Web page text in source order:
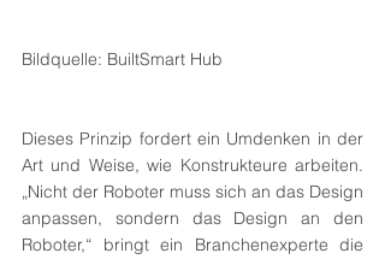
Bildquelle: BuiltSmart Hub
Dieses Prinzip fordert ein Umdenken in der
Art und Weise, wie Konstrukteure arbeiten.
„Nicht der Roboter muss sich an das Design
anpassen, sondern das Design an den
Roboter,“ bringt ein Branchenexperte die